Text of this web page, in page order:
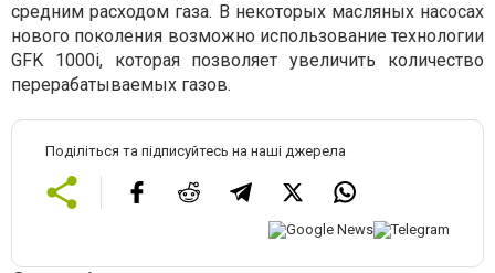
средним расходом газа. В некоторых масляных насосах
нового поколения возможно использование технологии
GFK 1000i, которая позволяет увеличить количество
перерабатываемых газов.
Поділіться та підписуйтесь на наші джерела